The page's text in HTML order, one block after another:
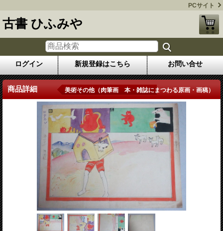
PCサイト
古書 ひふみや
ログイン 新規登録はこちら お問い合せ
商品詳細 美術その他（肉筆画 本・雑誌にまつわる原画・画稿）